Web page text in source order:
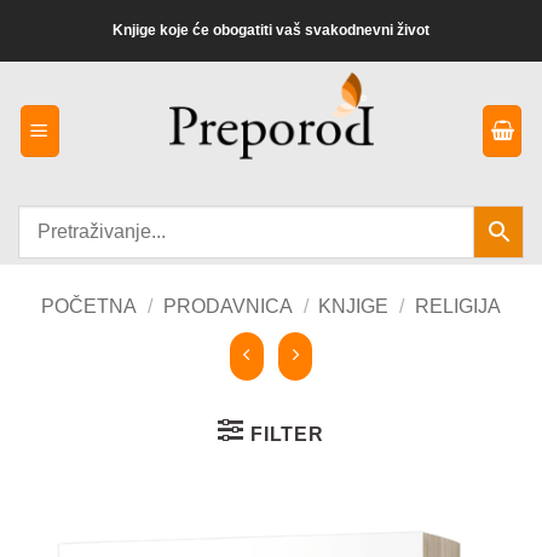
Knjige koje će obogatiti vaš svakodnevni život
POČETNA / PRODAVNICA / KNJIGE / RELIGIJA
FILTER